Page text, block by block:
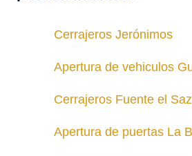
Cerrajeros Jerónimos
Apertura de vehiculos
Cerrajeros Fuente el Saz
Apertura de puertas La